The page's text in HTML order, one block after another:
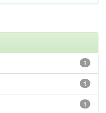
1
1
1